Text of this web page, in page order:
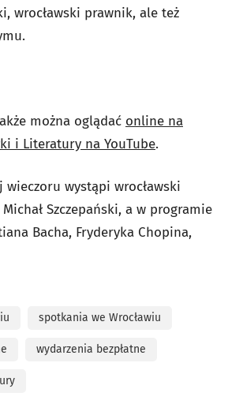
wrocławski prawnik, ale też
można oglądać online na
i Literatury na YouTube.
wieczoru wystąpi wrocławski
Szczepański, a w programie
Bacha, Fryderyka Chopina,
spotkania we Wrocławiu
wydarzenia bezpłatne